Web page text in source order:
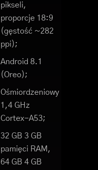
pikseli,
proporcje 18:9
(gęstość ~282
ppi);
Android 8.1
(Oreo);
Ośmiordzeniowy
1,4 GHz
Cortex-A53;
32 GB 3 GB
pamięci RAM,
64 GB 4 GB